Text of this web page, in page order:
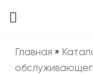
Главная »